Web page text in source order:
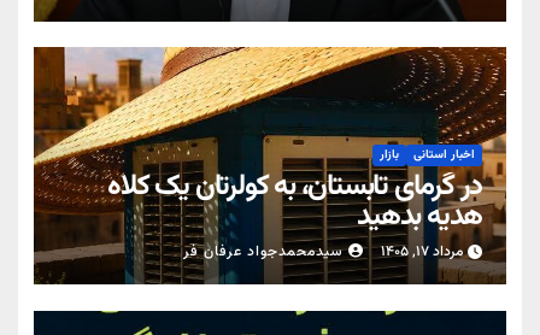
مصرف در تابستان است/ افزایش تعرفه
نداشتیم
اخبار استانی بازار
در گرمای تابستان، به کولرتان یک کلاه
هدیه بدهید
مرداد ۱۷, ۱۴۰۵ سیدمحمدجواد عرفان فر